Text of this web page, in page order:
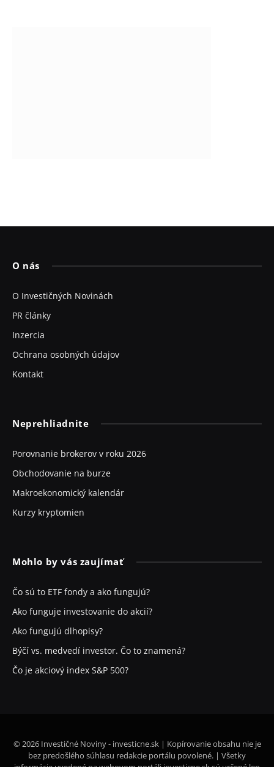
O nás
O Investičných Novinách
PR články
Inzercia
Ochrana osobných údajov
Kontakt
Neprehliadnite
Porovnanie brokerov v roku 2026
Obchodovanie na burze
Makroekonomický kalendár
Kurzy kryptomien
Mohlo by vás zaujímať
Čo sú to ETF fondy a ako fungujú?
Ako funguje investovanie do akcií?
Ako fungujú dlhopisy?
Býčí vs. medvedí investor. Čo to znamená?
Čo je akciový index S&P 500?
© 2026 Investičné Noviny - investicne.sk | Kopírovanie obsahu nie je
bez predošlého súhlasu redakcie portálu povolené. | Všetky